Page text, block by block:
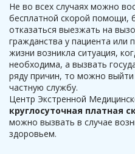
Не во всех случаях можно
бесплатной скорой помощи,
отказаться выезжать на
гражданства у пациента или
жизни возникла ситуация,
необходима, а вызвать
ряду причин, то можно выйти
частную службу.
Центр Экстренной
круглосуточная платная
можно вызвать в случае
здоровьем.